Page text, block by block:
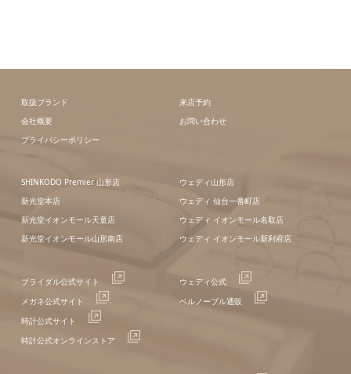
取扱ブランド
会社概要
プライバシーポリシー
来店予約
お問い合わせ
SHINKODO Premier 山形店
新光堂本店
新光堂イオンモール天童店
新光堂イオンモール山形南店
ウェディ山形店
ウェディ 仙台一番町店
ウェディ イオンモール名取店
ウェディ イオンモール新利府店
ブライダル公式サイト
メガネ公式サイト
時計公式サイト
時計公式オンラインストア
ウェディ公式
ベルノーブル通販